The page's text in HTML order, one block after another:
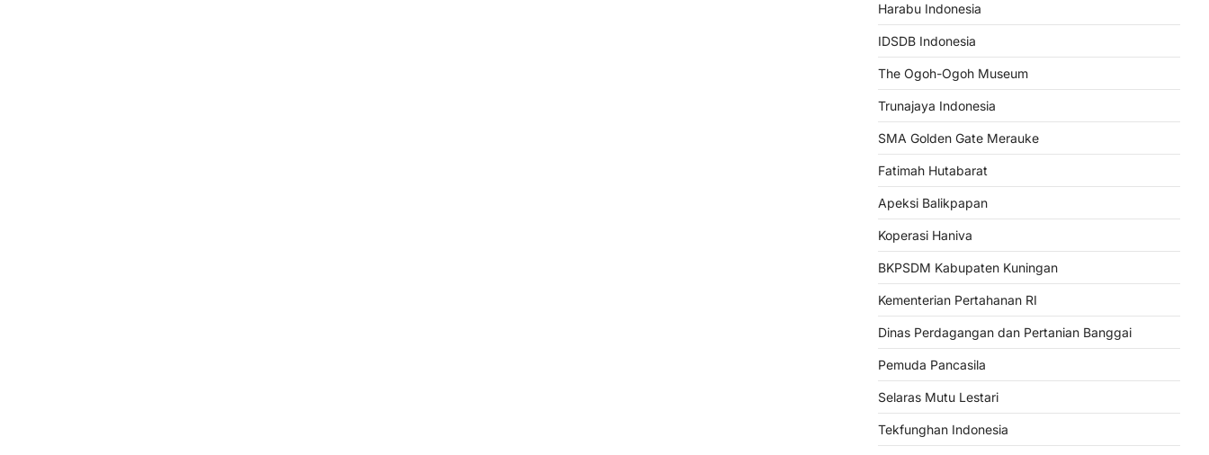
Harabu Indonesia
IDSDB Indonesia
The Ogoh-Ogoh Museum
Trunajaya Indonesia
SMA Golden Gate Merauke
Fatimah Hutabarat
Apeksi Balikpapan
Koperasi Haniva
BKPSDM Kabupaten Kuningan
Kementerian Pertahanan RI
Dinas Perdagangan dan Pertanian Banggai
Pemuda Pancasila
Selaras Mutu Lestari
Tekfunghan Indonesia